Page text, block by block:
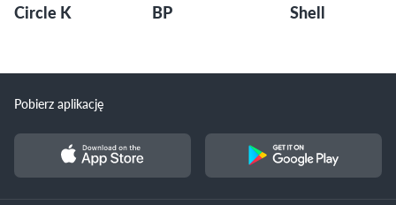
Circle K BP Shell
Pobierz aplikację